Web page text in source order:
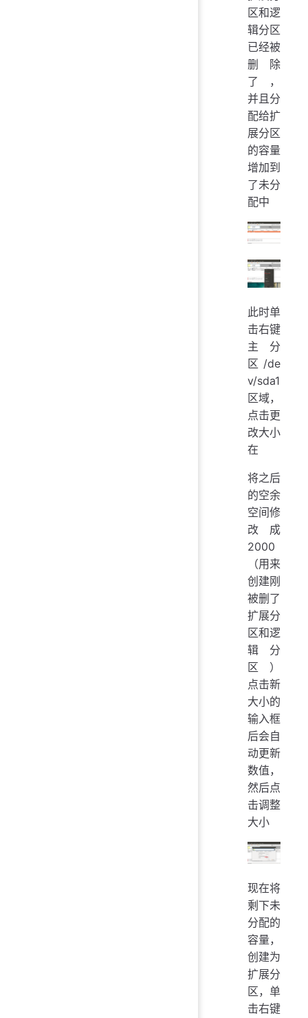
区和逻
辑分区
已经被
删除
了，
并且分
配给扩
展分区
的容量
增加到
了未分
配中
此时单
击右键
主分
区/de
v/sda1
区域，
点击更
改大小
在
将之后
的空余
空间修
改成
2000
（用来
创建刚
被删了
扩展分
区和逻
辑分
区）
点击新
大小的
输入框
后会自
动更新
数值，
然后点
击调整
大小
现在将
剩下未
分配的
容量，
创建为
扩展分
区，单
击右键